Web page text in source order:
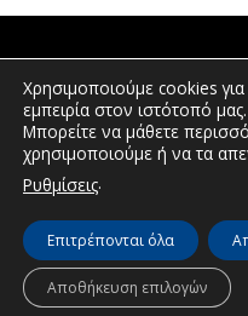
© Διεύθυνση Διαφάνειας &
Δυτικής
Πλοήγηση
Δήλωση
Χρησιμοποιούμε cookies
εμπειρία στον ιστότοπό μας.
Μπορείτε να μάθετε
χρησιμοποιούμε ή να τα
Ρυθμίσεις.
Επιτρέπονται όλα
Αποθήκευση επιλογών